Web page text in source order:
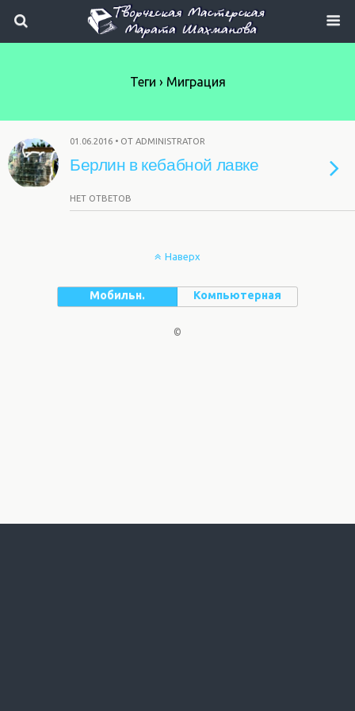
Теги › Миграция
01.06.2016 • ОТ ADMINISTRATOR
Берлин в кебабной лавке
НЕТ ОТВЕТОВ
Наверх
Мобильн. Компьютерная
©